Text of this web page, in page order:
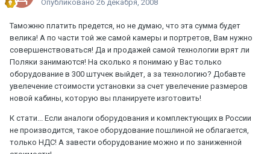
Опубликовано 26 декабря, 2008
Таможню платить предется, но не думаю, что эта сумма будет
велика! А по части той же самой камеры и портретов, Вам нужно
совершенствоваться! Да и продажей самой технологии врят ли
Поляки занимаются! На сколько я понимаю у Вас только
оборудование в 300 штучек выйдет, а за технологию? Добавте
увелечение стоимости установки за счет увелечение размеров
новой кабины, которую вы планируете изготовить!
К стати... Если аналоги оборудования и комплектующих в России
не производится, такое оборудование пошлиной не облагается,
только НДС! А завести оборудование можно и по заниженной